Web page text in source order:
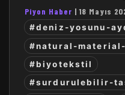
Piyon Haber |18 Mayıs
#deniz-yosunu-
#natural-
#biyotekstil
#surdurulebilir-